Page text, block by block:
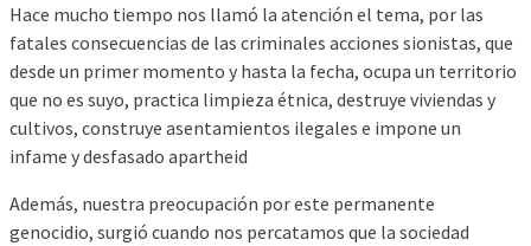
Hace mucho tiempo nos llamó la atención el tema, por las
fatales consecuencias de las criminales acciones sionistas, que
desde un primer momento y hasta la fecha, ocupa un territorio
que no es suyo, practica limpieza étnica, destruye viviendas y
cultivos, construye asentamientos ilegales e impone un
infame y desfasado apartheid
Además, nuestra preocupación por este permanente
genocidio, surgió cuando nos percatamos que la sociedad